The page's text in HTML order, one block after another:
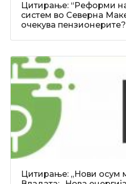
Цитирање: “Реформи
систем во Северна
очекува
Цитирање: „Нови осум